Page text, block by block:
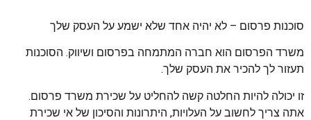
סוכנות פרסום – לא יהיה אחד שלא ישמע על העסק שלך
משרד הפרסום הוא חברה המתמחה בפרסום ושיווק. הסוכנות
תעזור לך להכיר את העסק שלך.
זו יכולה להיות החלטה קשה להחליט על שכירת משרד פרסום.
אתה צריך לחשוב על העלויות, היתרונות והסיכון של אי שכירת